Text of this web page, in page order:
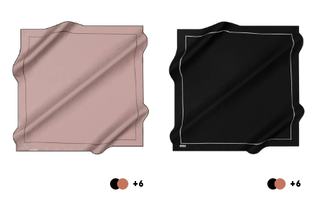
Yıkama ve bakım için ürün etiketindeki talimatları
izleyiniz. İpek ve hassas eşarplarda elde leke bakımı
gerektiğinde
Aker İpek Eşarp Şampuanı
değerlendirebilirsiniz.
Sıkça Sorulan Sorular
Bej İpek Bordürlü Kare Düz Eşarp hangi ölçüdedir?
Bu eşarp hangi materyalden üretilmiştir?
Bej düz eşarp hangi kıyafetlerle kombinlenir?
Üründe desen var mı?
+6 +6